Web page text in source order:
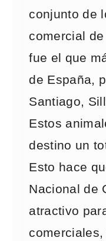
conjunto de
comercial
fue el que
de España,
Santiago,
Estos
destino un
Esto hace
Nacional de
atractivo